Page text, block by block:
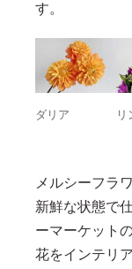
す。
ダリア リ
メルシーフラ
新鮮な状態で
ーマーケット
花をインテリ